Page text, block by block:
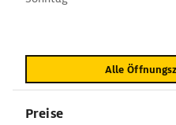
Alle
Preise